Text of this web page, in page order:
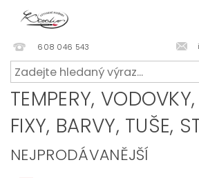
608 046 543
TEMPERY,
FIXY, BARVY, TUŠE,
NEJPRODÁVANĚJŠÍ